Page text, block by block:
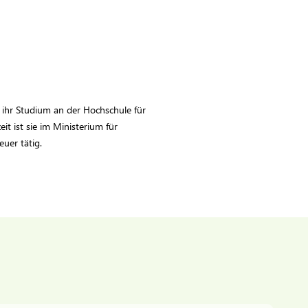
Studium an der Hochschule für
ist sie im Ministerium für
tätig.